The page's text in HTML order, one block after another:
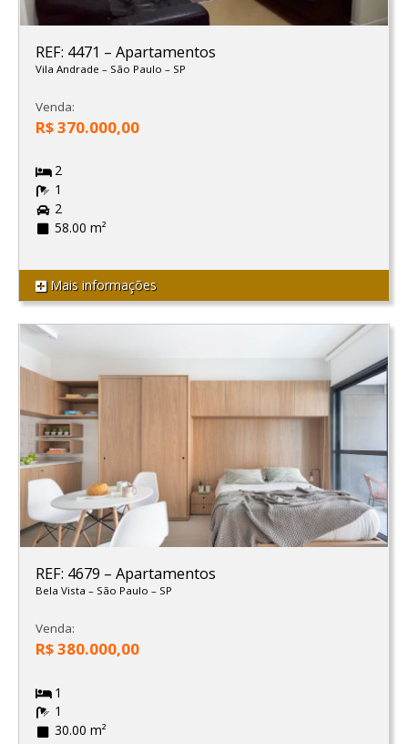
REF: 4471 – Apartamentos
Vila Andrade – São Paulo – SP
Venda:
R$ 370.000,00
2
1
2
58.00 m²
Mais informações
REF: 4679 – Apartamentos
Bela Vista – São Paulo – SP
Venda:
R$ 380.000,00
1
1
30.00 m²